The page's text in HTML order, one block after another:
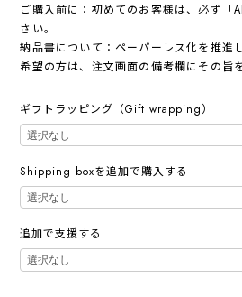
ご購入前に：初めてのお客様は、必ず「
さい。
納品書について：ペーパーレス化を推進
希望の方は、注文画面の備考欄にその旨
ギフトラッピング（Gift wrapping）
Shipping boxを追加で購入する
追加で支援する